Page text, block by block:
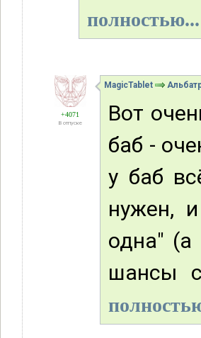
полностью...
+4071
В отпуске
MagicTablet
Вот
баб -
у баб
нужен,
одна" (а
шансы